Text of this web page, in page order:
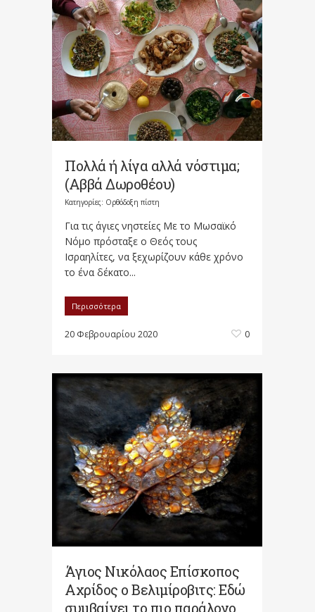
Πολλά ή λίγα αλλά νόστιμα;
(Αββά Δωροθέου)
Κατηγορίες: Ορθόδοξη πίστη
Για τις άγιες νηστείες Με το Μωσαϊκό
Νόμο πρόσταξε ο Θεός τους
Ισραηλίτες, να ξεχωρίζουν κάθε χρόνο
το ένα δέκατο...
Περισσότερα
20 Φεβρουαρίου 2020 0
Άγιος Νικόλαος Επίσκοπος
Αχρίδος ο Βελιμίροβιτς: Εδώ
συμβαίνει το πιο παράλογο